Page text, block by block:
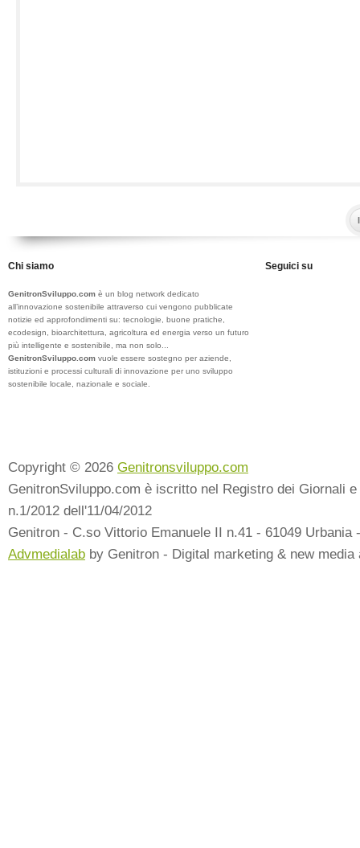
Chi siamo
GenitronSviluppo.com è un blog network dedicato
all’innovazione sostenibile attraverso cui vengono pubblicate
notizie ed approfondimenti su: tecnologie, buone pratiche,
ecodesign, bioarchitettura, agricoltura ed energia verso un futuro
più intelligente e sostenibile, ma non solo...
GenitronSviluppo.com vuole essere sostegno per aziende,
istituzioni e processi culturali di innovazione per uno sviluppo
sostenibile locale, nazionale e sociale.
Seguici su
Copyright © 2026 Genitronsviluppo.com
GenitronSviluppo.com è iscritto nel Registro dei Giornali
n.1/2012 dell'11/04/2012
Genitron - C.so Vittorio Emanuele II n.41 - 61049 Urbania
Advmedialab by Genitron - Digital marketing & new media